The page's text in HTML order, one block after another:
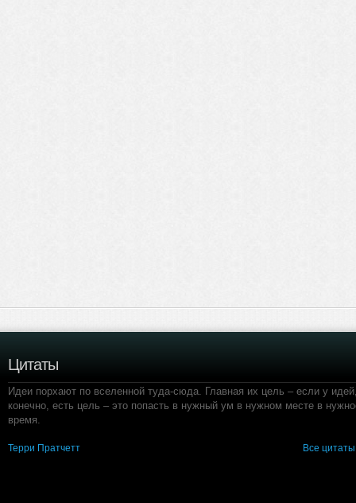
Цитаты
Идеи порхают по вселенной туда-сюда. Главная их цель – если у
конечно, есть цель – это попасть в нужный ум в нужном месте в
время.
Терри Пратчетт Все